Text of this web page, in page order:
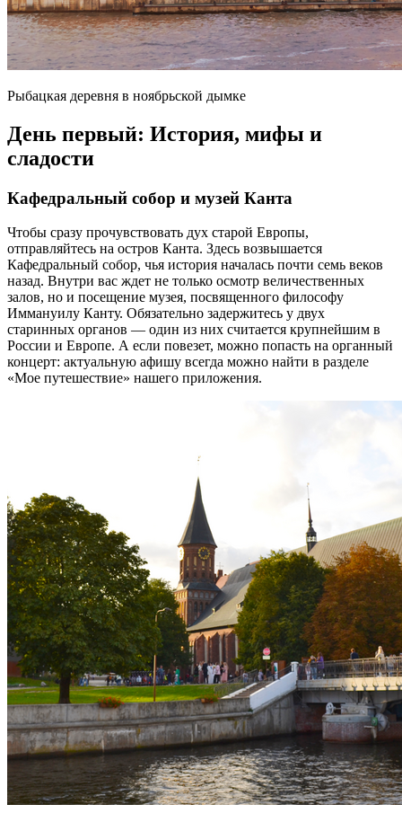
Рыбацкая деревня в ноябрьской дымке
День первый: История, мифы и
сладости
Кафедральный собор и музей Канта
Чтобы сразу прочувствовать дух старой Европы,
отправляйтесь на остров Канта. Здесь возвышается
Кафедральный собор, чья история началась почти семь веков
назад. Внутри вас ждет не только осмотр величественных
залов, но и посещение музея, посвященного философу
Иммануилу Канту. Обязательно задержитесь у двух
старинных органов — один из них считается крупнейшим в
России и Европе. А если повезет, можно попасть на органный
концерт: актуальную афишу всегда можно найти в разделе
«Мое путешествие» нашего приложения.